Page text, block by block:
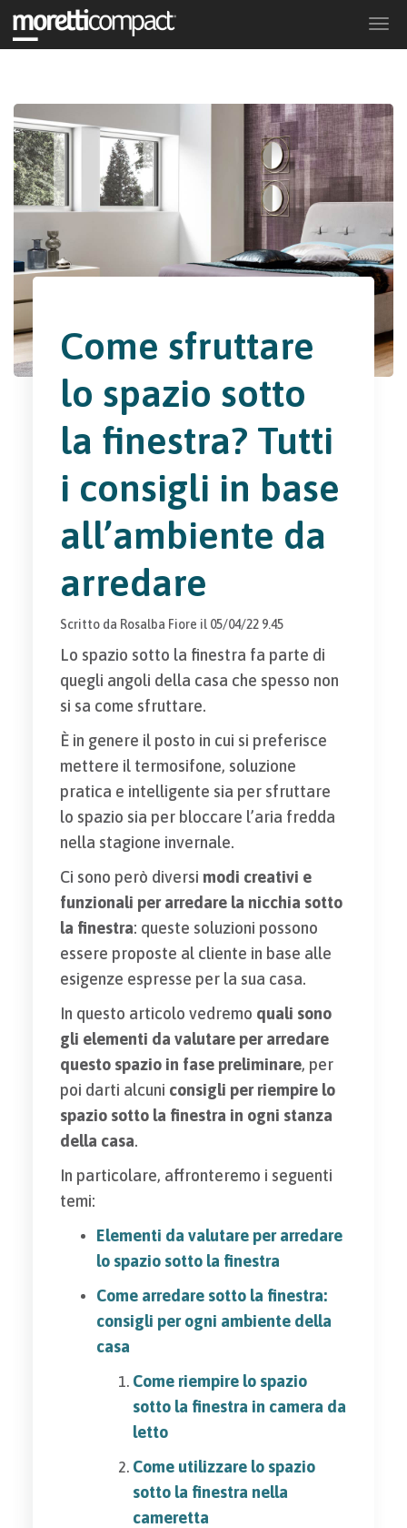
Come sfruttare
lo spazio sotto
la finestra? Tutti
i consigli in base
all’ambiente da
arredare
Scritto da Rosalba Fiore il 05/04/22 9.45
Lo spazio sotto la finestra fa parte di
quegli angoli della casa che spesso non
si sa come sfruttare.
È in genere il posto in cui si preferisce
mettere il termosifone, soluzione
pratica e intelligente sia per sfruttare
lo spazio sia per bloccare l’aria fredda
nella stagione invernale.
Ci sono però diversi modi creativi e
funzionali per arredare la nicchia sotto
la finestra: queste soluzioni possono
essere proposte al cliente in base alle
esigenze espresse per la sua casa.
In questo articolo vedremo quali sono
gli elementi da valutare per arredare
questo spazio in fase preliminare, per
poi darti alcuni consigli per riempire lo
spazio sotto la finestra in ogni stanza
della casa.
In particolare, affronteremo i seguenti
temi:
Elementi da valutare per arredare
lo spazio sotto la finestra
Come arredare sotto la finestra:
consigli per ogni ambiente della
casa
Come riempire lo spazio
sotto la finestra in camera da
letto
Come utilizzare lo spazio
sotto la finestra nella
cameretta